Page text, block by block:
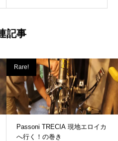
記事
Rare!
Passoni TRECIA 現地エロイカ
へ行く！の巻き